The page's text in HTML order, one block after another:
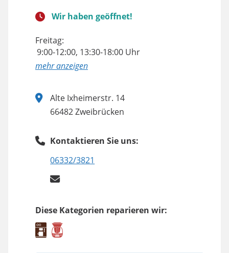
Wir haben geöffnet!
Freitag:
9:00-12:00, 13:30-18:00 Uhr
anzeigen
Alte Ixheimerstr. 14
66482 Zweibrücken
Kontaktieren Sie uns:
06332/3821
Diese Kategorien reparieren wir: